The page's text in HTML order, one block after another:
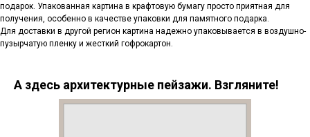
подарок. Упакованная картина в крафтовую бумагу просто приятная для
получения, особенно в качестве упаковки для памятного подарка.
Для доставки в другой регион картина надежно упаковывается в воздушно-
пузырчатую пленку и жесткий гофрокартон.
А здесь архитектурные пейзажи. Взгляните!